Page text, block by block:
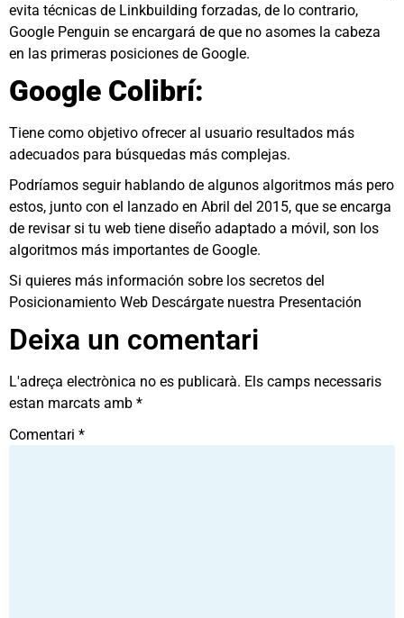
evita técnicas de Linkbuilding forzadas, de lo contrario,
Google Penguin se encargará de que no asomes la cabeza
en las primeras posiciones de Google.
Google Colibrí:
Tiene como objetivo ofrecer al usuario resultados más
adecuados para búsquedas más complejas.
Podríamos seguir hablando de algunos algoritmos más pero
estos, junto con el lanzado en Abril del 2015, que se encarga
de revisar si tu web tiene diseño adaptado a móvil, son los
algoritmos más importantes de Google.
Si quieres más información sobre los secretos del
Posicionamiento Web Descárgate nuestra Presentación
Deixa un comentari
L'adreça electrònica no es publicarà. Els camps necessaris
estan marcats amb *
Comentari *